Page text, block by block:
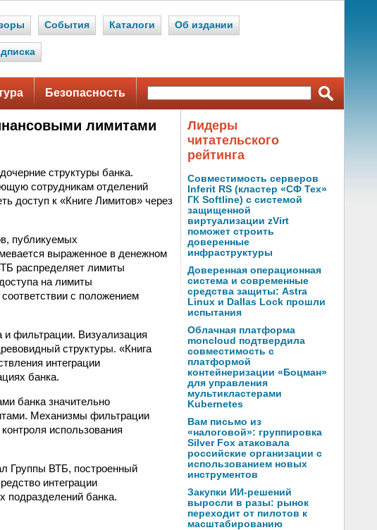
События Каталоги Об издании
Безопасность
лимитами
структуры банка.
сотрудникам отделений
доступ к «Книге Лимитов» через
публикуемых
выраженное в денежном
распределяет лимиты
на лимиты
с положением
и фильтрации. Визуализация
структуры. «Книга
интеграции
банка.
банка значительно
Механизмы фильтрации
использования
Группы ВТБ, построенный
интеграции
подразделений банка.
Лидеры
читательского
рейтинга
Совместимость серверов
Inferit RS (кластер «СФ Тех»
ГК Softline) с системой
защищенной
виртуализации zVirt
поможет строить
доверенные
инфраструктуры
Доверенная операционная
система и современные
средства защиты: Astra
Linux и Dallas Lock прошли
испытания
Облачная платформа
moncloud подтвердила
совместимость с
платформой
контейнеризации «Боцман»
для управления
мультикластерами
Kubernetes
Вам письмо из
«налоговой»: группировка
Silver Fox атаковала
российские организации с
использованием новых
инструментов
Закупки ИИ-решений
выросли в разы: рынок
переходит от пилотов к
масштабированию